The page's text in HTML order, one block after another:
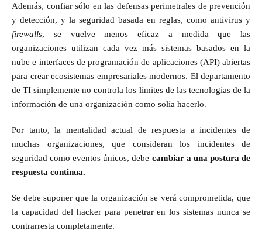
Además, confiar sólo en las defensas perimetrales de prevención
y detección, y la seguridad basada en reglas, como antivirus y
firewalls, se vuelve menos eficaz a medida que las
organizaciones utilizan cada vez más sistemas basados ​​en la
nube e interfaces de programación de aplicaciones (API) abiertas
para crear ecosistemas empresariales modernos. El departamento
de TI simplemente no controla los límites de las tecnologías de la
información de una organización como solía hacerlo.
Por tanto, la mentalidad actual de respuesta a incidentes de
muchas organizaciones, que consideran los incidentes de
seguridad como eventos únicos, debe cambiar a una postura de
respuesta continua.
Se debe suponer que la organización se verá comprometida, que
la capacidad del hacker para penetrar en los sistemas nunca se
contrarresta completamente.